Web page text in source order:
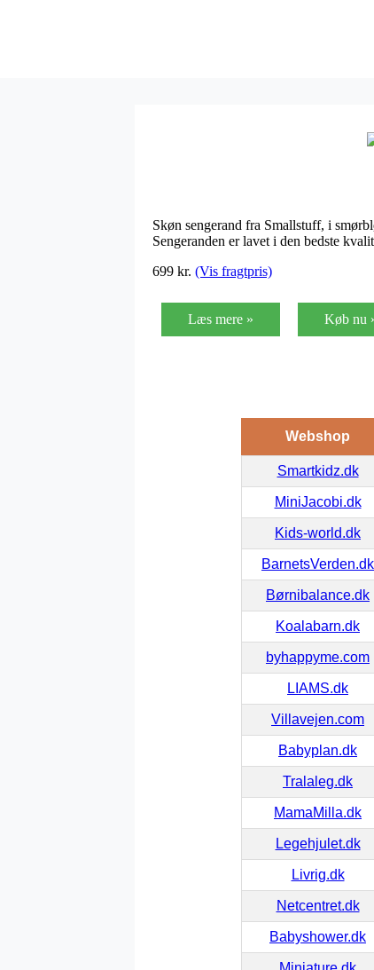
Skøn sengerand fra Smallstuff, i
Sengeranden er lavet i den bedste
699 kr. (Vis fragtpris)
Læs mere » Køb nu
Webshop
Smartkidz.dk
MiniJacobi.dk
Kids-world.dk
BarnetsVerden.dk
Børnibalance.dk
Koalabarn.dk
byhappyme.com
LIAMS.dk
Villavejen.com
Babyplan.dk
Tralaleg.dk
MamaMilla.dk
Legehjulet.dk
Livrig.dk
Netcentret.dk
Babyshower.dk